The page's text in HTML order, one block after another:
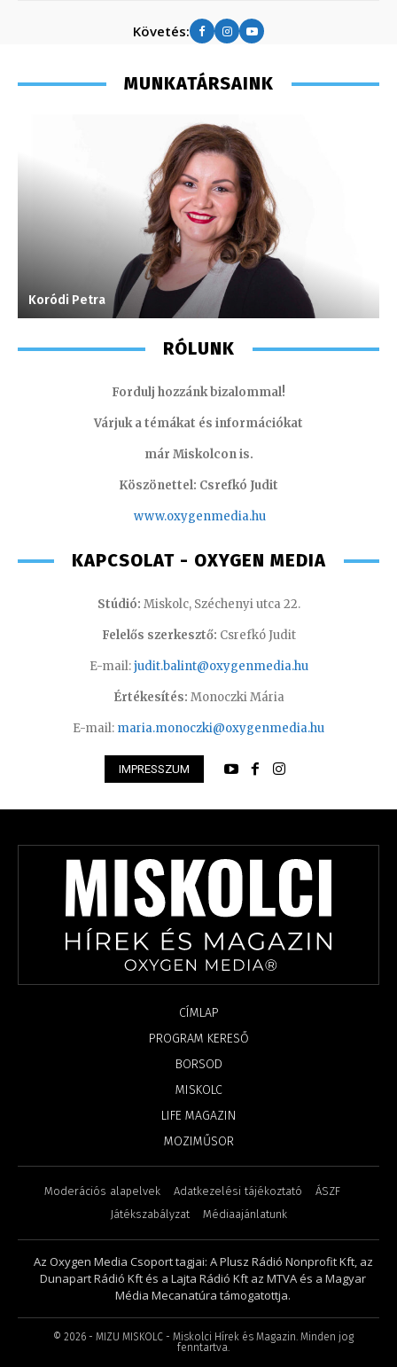
Követés:
MUNKATÁRSAINK
Koródi Petra
RÓLUNK
Fordulj hozzánk bizalommal!
Várjuk a témákat és információkat
már Miskolcon is.
Köszönettel: Csrefkó Judit
www.oxygenmedia.hu
KAPCSOLAT - OXYGEN MEDIA
Stúdió: Miskolc, Széchenyi utca 22.
Felelős szerkesztő: Csrefkó Judit
E-mail:judit.balint@oxygenmedia.hu
Értékesítés: Monoczki Mária
E-mail: maria.monoczki@oxygenmedia.hu
IMPRESSZUM
CÍMLAP
PROGRAM KERESŐ
BORSOD
MISKOLC
LIFE MAGAZIN
MOZIMŰSOR
Moderációs alapelvek Adatkezelési tájékoztató
ÁSZF
Játékszabályzat
Médiaajánlatunk
Az Oxygen Media Csoport tagjai: A Plusz Rádió Nonprofit Kft, az
Dunapart Rádió Kft és a Lajta Rádió Kft az MTVA és a Magyar
Média Mecanatúra támogatottja.
© 2026- MIZU MISKOLC - Miskolci Hírek és Magazin. Minden jog
fenntartva.